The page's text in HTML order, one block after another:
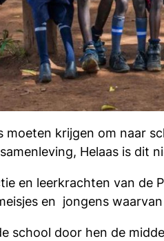
moeten krijgen om naar
Helaas is dit
en leerkrachten van
en jongens
school door hen de